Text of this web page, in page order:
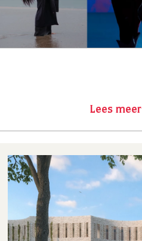
Lees meer